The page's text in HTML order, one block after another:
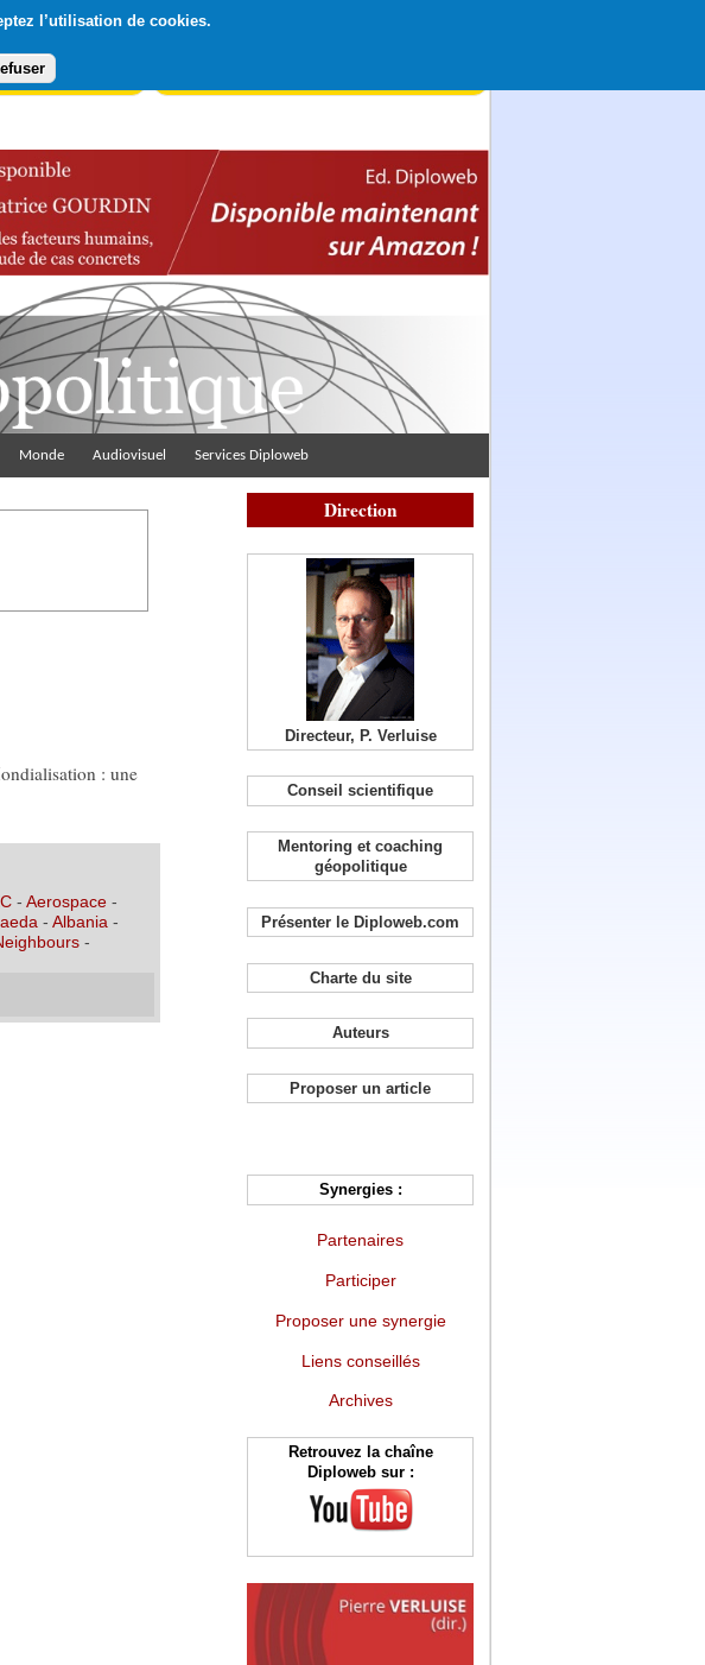
l’utilisation de cookies.
du Diploweb
Monde Audiovisuel Services Diploweb
: une
- Aerospace-
- Albania -
-
Direction
Directeur, P. Verluise
Conseil scientifique
Mentoring et coaching
géopolitique
Présenter le Diploweb.com
Charte du site
Auteurs
Proposer un article
Synergies :
Partenaires
Participer
Proposer une synergie
Liens conseillés
Archives
Retrouvez la chaîne
Diploweb sur :